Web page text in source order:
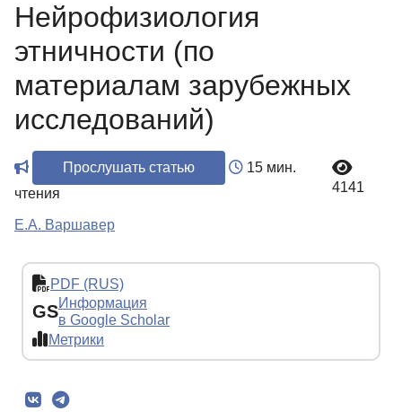
Нейрофизиология
этничности (по
материалам зарубежных
исследований)
Прослушать статью
15 мин.
чтения
4141
Е.А. Варшавер
PDF (RUS)
GSИнформация
в Google Scholar
Метрики